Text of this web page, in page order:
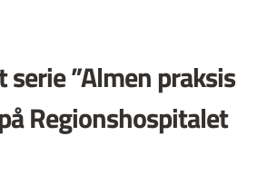
serie ”Almen praksis
Regionshospitalet